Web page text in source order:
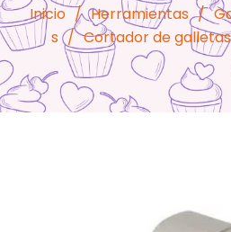
Inicio / Herramientas /
s / Cortador de